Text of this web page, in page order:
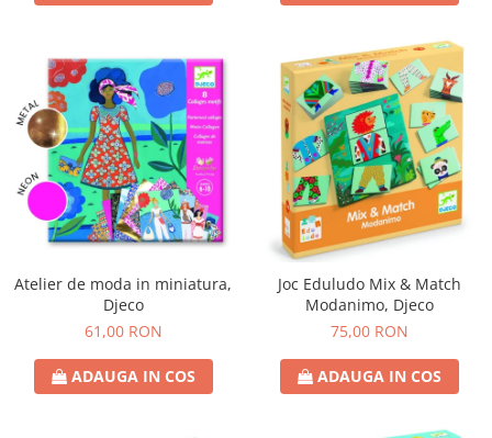
Atelier de moda in miniatura,
Djeco
61,00 RON
ADAUGA IN COS
Joc Eduludo Mix & Match
Modanimo, Djeco
75,00 RON
ADAUGA IN COS